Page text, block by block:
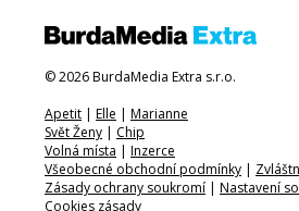
© 2026 BurdaMedia Extra s.r.o.
Apetit | Elle | Marianne
Svět Ženy | Chip
Volná místa | Inzerce
Všeobecné obchodní podmínky |
Zásady ochrany soukromí | Nastavení
Cookies zásady